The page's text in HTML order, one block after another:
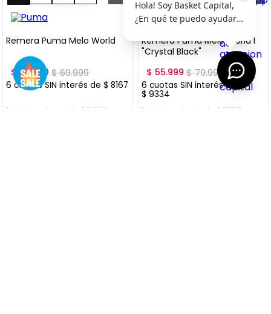
XXL
Remera Puma Melo World
$ 48.999 $69.999
6 cuotas SIN interés de $ 8167
Precio sin impuestos nacionales: $ 40. 495 04
XXL
Remera Puma Melo World I
"Crystal Black"
$ 55.999 $79.999
6 cuotas SIN interés de
$ 9334
Precio sin impuestos nacionales: $ 46.280,17